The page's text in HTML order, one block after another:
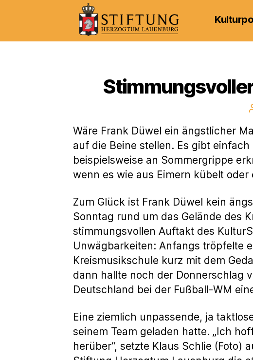
Kulturportal
Lauenburg
Wäre Frank Düwel ein ängstlicher
auf die Beine stellen. Es gibt
beispielsweise an Sommergrippe
wenn es wie aus Eimern kübelt
Zum Glück ist Frank Düwel kein
Sonntag rund um das Gelände des
stimmungsvollen Auftakt des
Unwägbarkeiten: Anfangs tröpfelte
Kreismusikschule kurz mit dem
dann hallte noch der Donnerschlag
Deutschland bei der Fußball-WM
Eine ziemlich unpassende, ja
seinem Team geladen hatte. „Ich
herüber“, setzte Klaus Schlie